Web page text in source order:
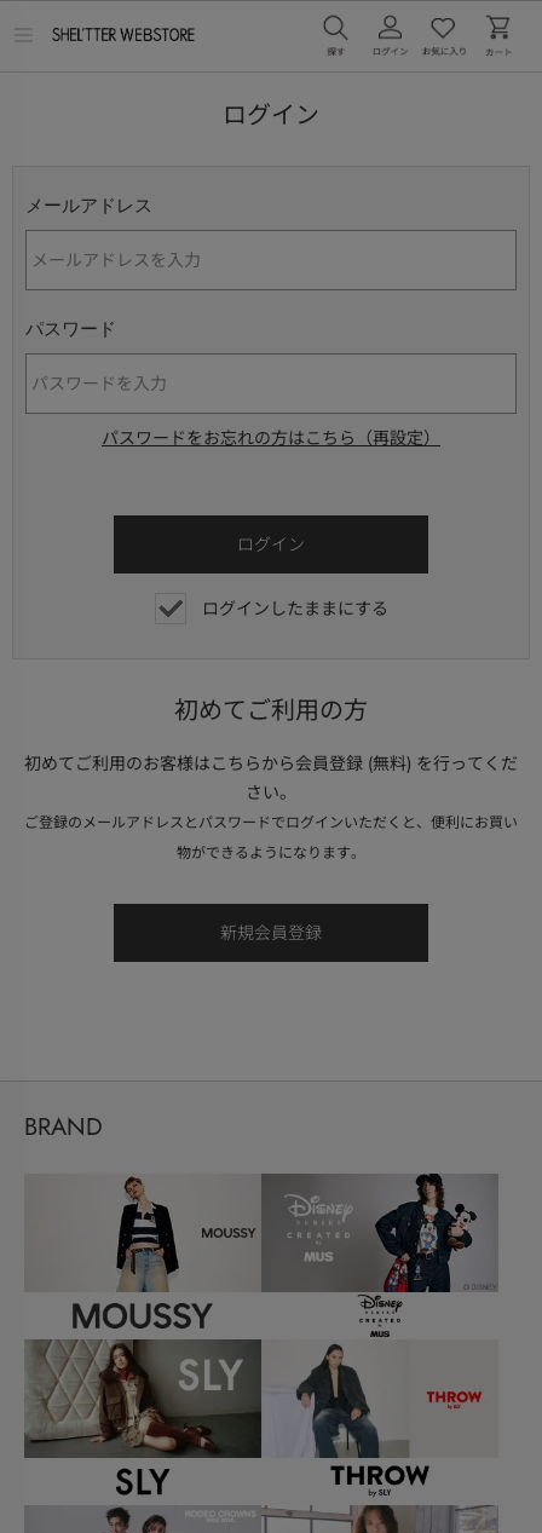
ログイン
メールアドレス
パスワード
パスワードをお忘れの方はこちら（再設定）
ログインしたままにする
初めてご利用の方
初めてご利用のお客様はこちらから会員登録 (無料) を行ってくだ
さい。
ご登録のメールアドレスとパスワードでログインいただくと、便利にお買い
物ができるようになります。
BRAND